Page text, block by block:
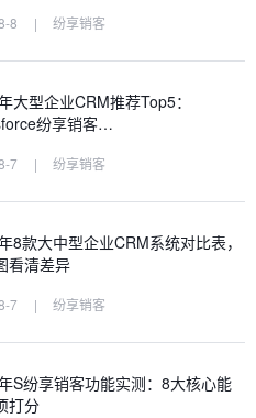
8 | 纷享销客
大型企业CRM推荐Top5：
纷享销客…
7 | 纷享销客
8款大中型企业CRM系统对比表，
看清差异
7 | 纷享销客
S纷享销客功能实测：8大核心能
打分